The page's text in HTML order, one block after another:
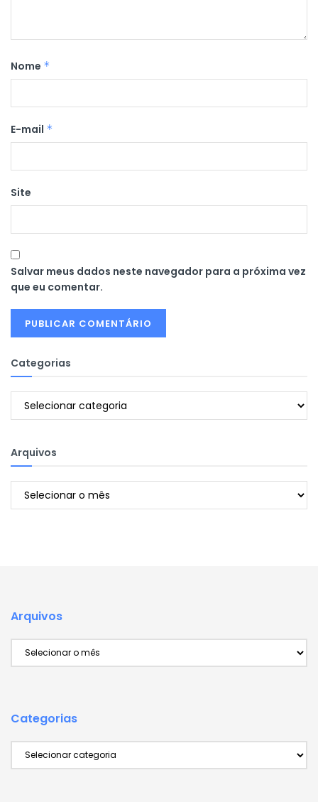
Nome *
E-mail *
Site
Salvar meus dados neste navegador para a próxima vez
que eu comentar.
Categorias
Categorias
Arquivos
Arquivos
Arquivos
Arquivos
Categorias
Categorias